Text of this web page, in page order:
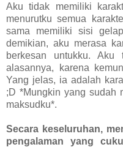
Aku tidak memiliki
menurutku semua
sama memiliki sisi
demikian, aku merasa
berkesan untukku. Aku
alasannya, karena
Yang jelas, ia adalah
;D *Mungkin yang sudah
maksudku*.
Secara keseluruhan,
pengalaman yang